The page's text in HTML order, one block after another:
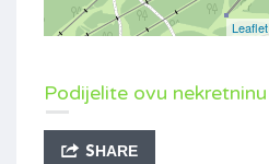
Leaflet
Podijelite ovu nekretninu
SHARE